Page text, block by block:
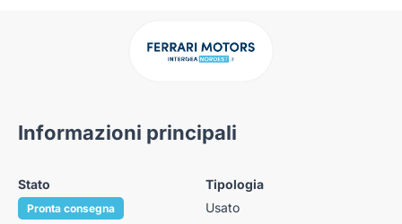
Informazioni principali
Stato
Pronta consegna
Tipologia
Usato